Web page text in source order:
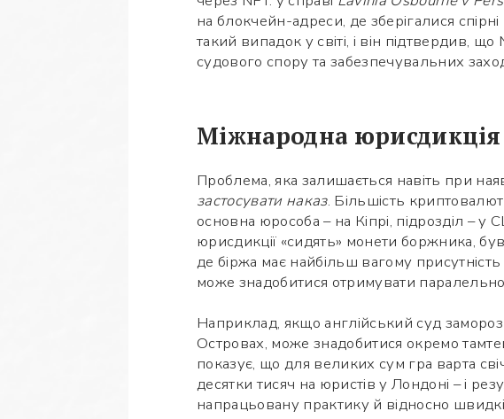
на блокчейн-адреси, де зберігалися
такий випадок у світі, і він підтвердив,
судового спору та забезпечувальних
Міжнародна юрисдикція
Проблема, яка залишається навіть при
застосувати наказ. Більшість
основна юрособа – на Кіпрі, підрозділ – у
юрисдикції «сидять» монети боржника,
де біржа має найбільш вагому
може знадобитися отримувати
Наприклад, якщо англійський суд
Островах, може знадобитися окремо
показує, що для великих сум гра варта
десятки тисяч на юристів у Лондоні – і
напрацьовану практику й відносновважати